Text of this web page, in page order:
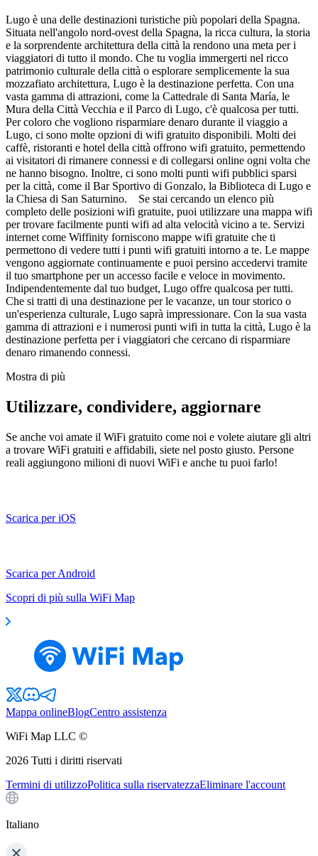
Lugo è una delle destinazioni turistiche più popolari della Spagna.
Situata nell'angolo nord-ovest della Spagna, la ricca cultura, la storia
e la sorprendente architettura della città la rendono una meta per i
viaggiatori di tutto il mondo. Che tu voglia immergerti nel ricco
patrimonio culturale della città o esplorare semplicemente la sua
mozzafiato architettura, Lugo è la destinazione perfetta. Con una
vasta gamma di attrazioni, come la Cattedrale di Santa María, le
Mura della Città Vecchia e il Parco di Lugo, c'è qualcosa per tutti.
Per coloro che vogliono risparmiare denaro durante il viaggio a
Lugo, ci sono molte opzioni di wifi gratuito disponibili. Molti dei
caffè, ristoranti e hotel della città offrono wifi gratuito, permettendo
ai visitatori di rimanere connessi e di collegarsi online ogni volta che
ne hanno bisogno. Inoltre, ci sono molti punti wifi pubblici sparsi
per la città, come il Bar Sportivo di Gonzalo, la Biblioteca di Lugo e
la Chiesa di San Saturnino. Se stai cercando un elenco più
completo delle posizioni wifi gratuite, puoi utilizzare una mappa wifi
per trovare facilmente punti wifi ad alta velocità vicino a te. Servizi
internet come Wiffinity forniscono mappe wifi gratuite che ti
permettono di vedere tutti i punti wifi gratuiti intorno a te. Le mappe
vengono aggiornate continuamente e puoi persino accedervi tramite
il tuo smartphone per un accesso facile e veloce in movimento.
Indipendentemente dal tuo budget, Lugo offre qualcosa per tutti.
Che si tratti di una destinazione per le vacanze, un tour storico o
un'esperienza culturale, Lugo saprà impressionare. Con la sua vasta
gamma di attrazioni e i numerosi punti wifi in tutta la città, Lugo è la
destinazione perfetta per i viaggiatori che cercano di risparmiare
denaro rimanendo connessi.
Mostra di più
Utilizzare, condividere, aggiornare
Se anche voi amate il WiFi gratuito come noi e volete aiutare gli altri
a trovare WiFi gratuiti e affidabili, siete nel posto giusto. Persone
reali aggiungono milioni di nuovi WiFi e anche tu puoi farlo!
Scarica per iOS
Scarica per Android
Scopri di più sulla WiFi Map
Mappa onlineBlogCentro assistenza
WiFi Map LLC ©
2026 Tutti i diritti riservati
Termini di utilizzoPolitica sulla riservatezzaEliminare l'account
Italiano